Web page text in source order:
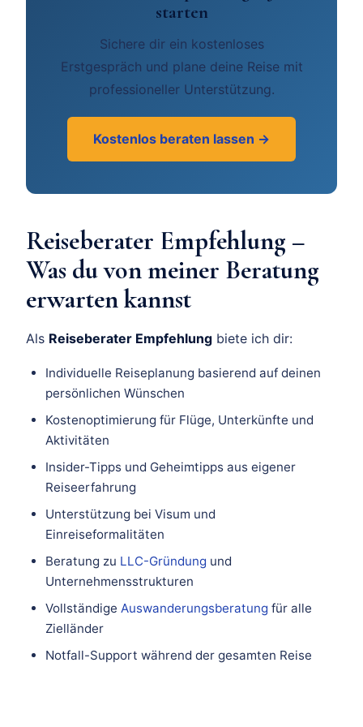
starten
Sichere dir ein kostenloses
Erstgespräch und plane deine Reise mit
professioneller Unterstützung.
Kostenlos beraten lassen →
Reiseberater Empfehlung –
Was du von meiner Beratung
erwarten kannst
Als Reiseberater Empfehlung biete ich dir:
Individuelle Reiseplanung basierend auf deinen
persönlichen Wünschen
Kostenoptimierung für Flüge, Unterkünfte und
Aktivitäten
Insider-Tipps und Geheimtipps aus eigener
Reiseerfahrung
Unterstützung bei Visum und
Einreiseformalitäten
Beratung zu LLC-Gründung und
Unternehmensstrukturen
Vollständige Auswanderungsberatung für alle
Zielländer
Notfall-Support während der gesamten Reise